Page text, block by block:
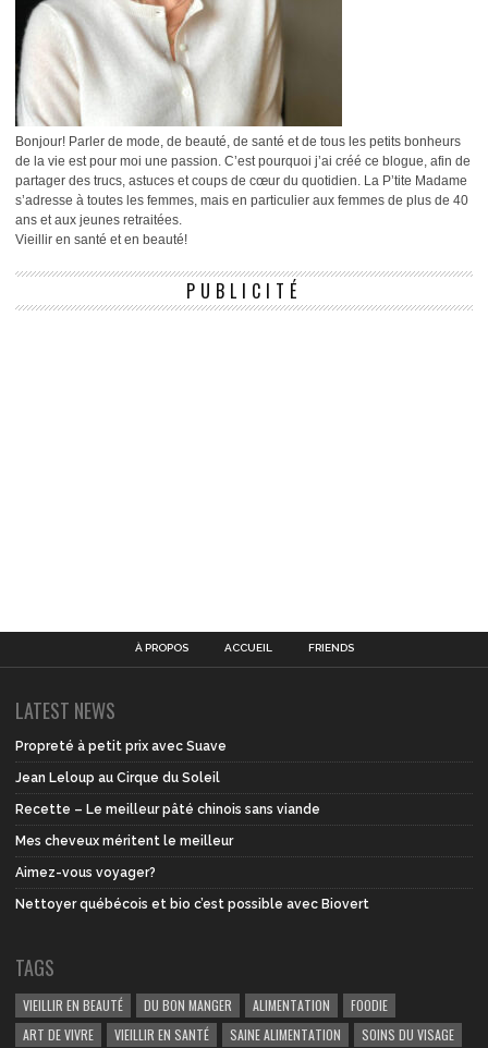
Bonjour! Parler de mode, de beauté, de santé et de tous les petits bonheurs
de la vie est pour moi une passion. C’est pourquoi j’ai créé ce blogue, afin de
partager des trucs, astuces et coups de cœur du quotidien. La P’tite Madame
s’adresse à toutes les femmes, mais en particulier aux femmes de plus de 40
ans et aux jeunes retraitées.
Vieillir en santé et en beauté!
PUBLICITÉ
À PROPOS ACCUEIL FRIENDS
LATEST NEWS
Propreté à petit prix avec Suave
Jean Leloup au Cirque du Soleil
Recette – Le meilleur pâté chinois sans viande
Mes cheveux méritent le meilleur
Aimez-vous voyager?
Nettoyer québécois et bio c’est possible avec Biovert
TAGS
VIEILLIR EN BEAUTÉ DU BON MANGER ALIMENTATION
FOODIE
ART DE VIVRE
VIEILLIR EN SANTÉ SAINE ALIMENTATION SOINS DU VISAGE